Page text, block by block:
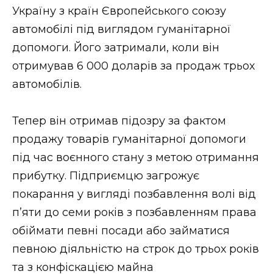
ВІДЕО
Україну з країн Європейського союзу
автомобілі під виглядом гуманітарної
допомоги. Його затримали, коли він
отримував 6 000 доларів за продаж трьох
автомобілів.
Тепер він отримав підозру за фактом
продажу товарів гуманітарної допомоги
під час воєнного стану з метою отримання
прибутку. Підприємцю загрожує
покарання у вигляді позбавлення волі від
п’яти до семи років з позбавленням права
обіймати певні посади або займатися
певною діяльністю на строк до трьох років
та з конфіскацією майна